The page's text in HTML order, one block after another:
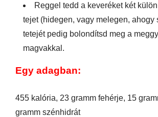
Reggel tedd a keveréket két
tejet (hidegen, vagy melegen, ahogy
tetejét pedig bolondítsd meg a
magvakkal.
Egy adagban:
455 kalória, 23 gramm fehérje, 15
gramm szénhidrát